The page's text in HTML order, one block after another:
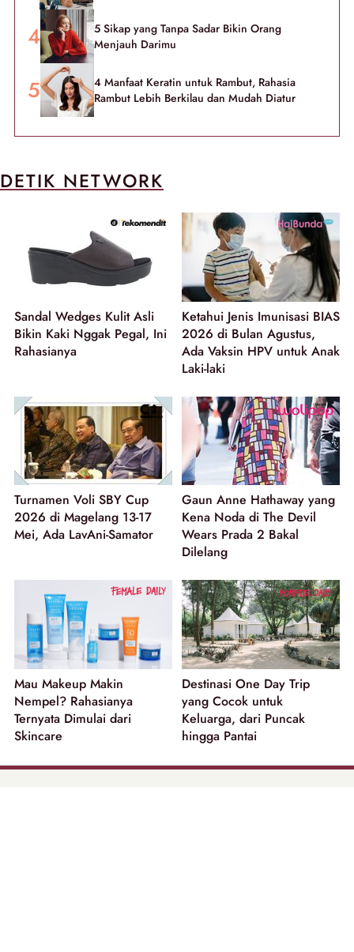
5 Sikap yang Tanpa Sadar Bikin Orang
Menjauh Darimu
4 Manfaat Keratin untuk Rambut, Rahasia
Rambut Lebih Berkilau dan Mudah Diatur
DETIK NETWORK
Sandal Wedges Kulit Asli
Bikin Kaki Nggak Pegal, Ini
Rahasianya
Ketahui Jenis Imunisasi BIAS
2026 di Bulan Agustus,
Ada Vaksin HPV untuk Anak
Laki-laki
Turnamen Voli SBY Cup
2026 di Magelang 13-17
Mei, Ada LavAni-Samator
Gaun Anne Hathaway yang
Kena Noda di The Devil
Wears Prada 2 Bakal
Dilelang
Mau Makeup Makin
Nempel? Rahasianya
Ternyata Dimulai dari
Skincare
Destinasi One Day Trip
yang Cocok untuk
Keluarga, dari Puncak
hingga Pantai